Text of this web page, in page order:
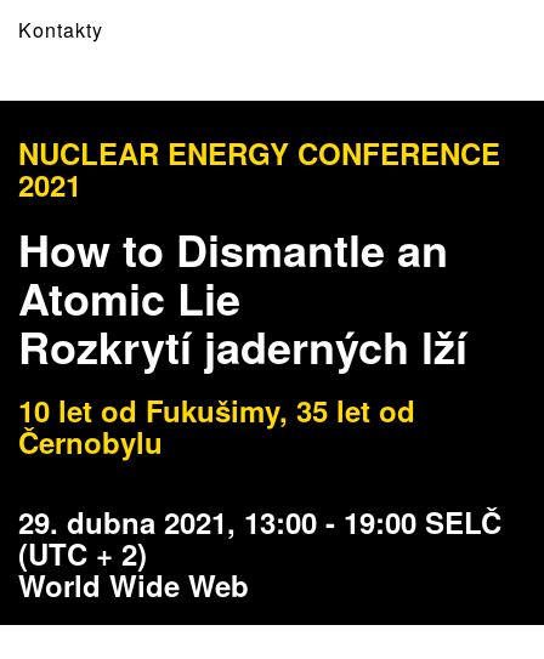
Kontakty
NUCLEAR ENERGY CONFERENCE
2021
How to Dismantle an
Atomic Lie
Rozkrytí jaderných lží
10 let od Fukušimy, 35 let od
Černobylu
29. dubna 2021, 13:00 - 19:00 SELČ
(UTC + 2)
World Wide Web